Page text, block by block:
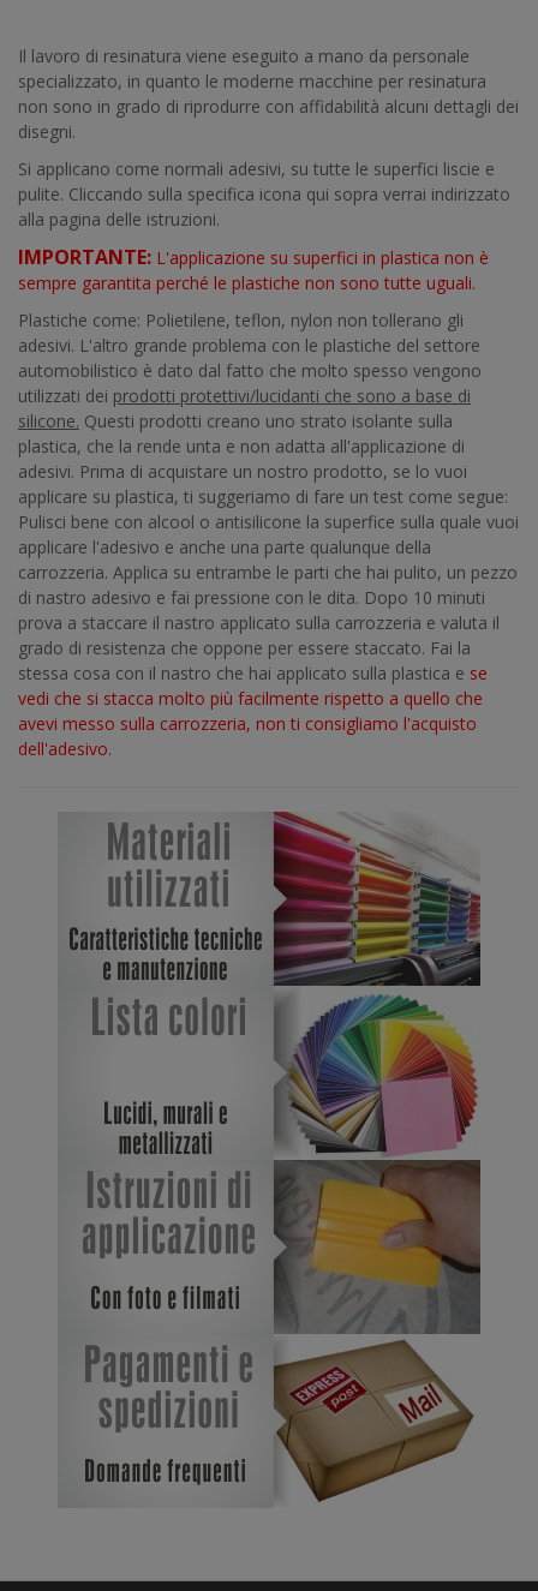
Il lavoro di resinatura viene eseguito a mano da personale
specializzato, in quanto le moderne macchine per resinatura
non sono in grado di riprodurre con affidabilità alcuni dettagli dei
disegni.
Si applicano come normali adesivi, su tutte le superfici liscie e
pulite. Cliccando sulla specifica icona qui sopra verrai indirizzato
alla pagina delle istruzioni.
IMPORTANTE: L'applicazione su superfici in plastica non è
sempre garantita perché le plastiche non sono tutte uguali.
Plastiche come: Polietilene, teflon, nylon non tollerano gli
adesivi. L'altro grande problema con le plastiche del settore
automobilistico è dato dal fatto che molto spesso vengono
utilizzati dei prodotti protettivi/lucidanti che sono a base di
silicone. Questi prodotti creano uno strato isolante sulla
plastica, che la rende unta e non adatta all'applicazione di
adesivi. Prima di acquistare un nostro prodotto, se lo vuoi
applicare su plastica, ti suggeriamo di fare un test come segue:
Pulisci bene con alcool o antisilicone la superfice sulla quale vuoi
applicare l'adesivo e anche una parte qualunque della
carrozzeria. Applica su entrambe le parti che hai pulito, un pezzo
di nastro adesivo e fai pressione con le dita. Dopo 10 minuti
prova a staccare il nastro applicato sulla carrozzeria e valuta il
grado di resistenza che oppone per essere staccato. Fai la
stessa cosa con il nastro che hai applicato sulla plastica e se
vedi che si stacca molto più facilmente rispetto a quello che
avevi messo sulla carrozzeria, non ti consigliamo l'acquisto
dell'adesivo.